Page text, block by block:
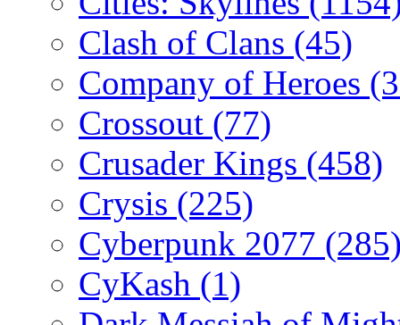
Clash of Clans (45)
Company of Heroes
Crossout (77)
Crusader Kings (458)
Crysis (225)
Cyberpunk 2077
CyKash (1)